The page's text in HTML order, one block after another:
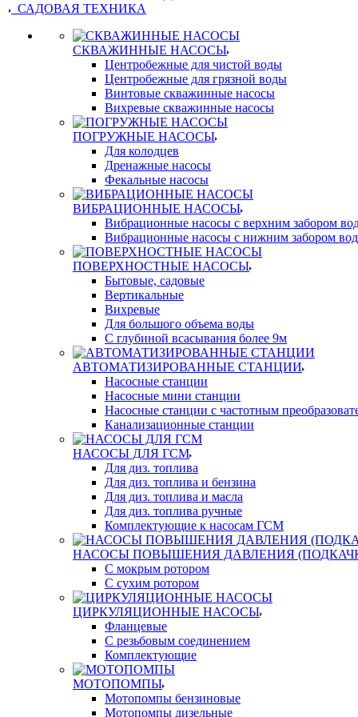
САДОВАЯ ТЕХНИКА
СКВАЖИННЫЕ НАСОСЫ
Центробежные для чистой воды
Центробежные для грязной воды
Винтовые скважинные насосы
Вихревые скважинные насосы
ПОГРУЖНЫЕ НАСОСЫ
Для колодцев
Дренажные насосы
Фекальные насосы
ВИБРАЦИОННЫЕ НАСОСЫ
Вибрационные насосы с верхним забором
Вибрационные насосы с нижним забором
ПОВЕРХНОСТНЫЕ НАСОСЫ
Бытовые, садовые
Вертикальные
Вихревые
Для большого объема воды
С глубиной всасывания более 9м
АВТОМАТИЗИРОВАННЫЕ СТАНЦИИ
Насосные станции
Насосные мини станции
Насосные станции с частотным
Канализационные станции
НАСОСЫ ДЛЯ ГСМ
Для диз. топлива
Для диз. топлива и бензина
Для диз. топлива и масла
Для диз. топлива ручные
Комплектующие к насосам ГСМ
НАСОСЫ ПОВЫШЕНИЯ ДАВЛЕНИЯ
С мокрым ротором
С сухим ротором
ЦИРКУЛЯЦИОННЫЕ НАСОСЫ
Фланцевые
С резьбовым соединением
Комплектующие
МОТОПОМПЫ
Мотопомпы бензиновые
Мотопомпы дизельные